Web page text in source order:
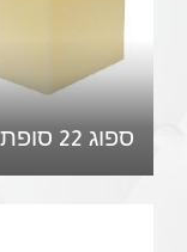
ספוג 22 סופת